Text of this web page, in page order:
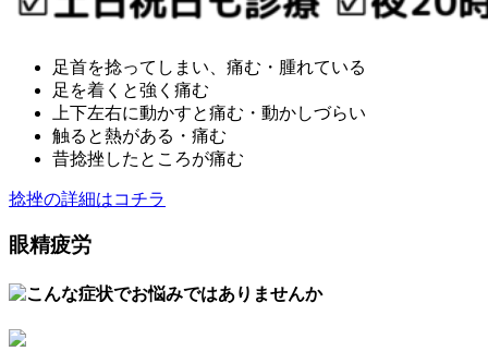
足首を捻ってしまい、痛む・腫れている
足を着くと強く痛む
上下左右に動かすと痛む・動かしづらい
触ると熱がある・痛む
昔捻挫したところが痛む
捻挫の詳細はコチラ
眼精疲労